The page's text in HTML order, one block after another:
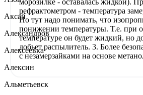
морозилке - оставалась жидкой).
рефрактометром - температура
Но тут надо понимать, что
понижении температуры. Т.е. при
температуре он будет жидкий, но
добьет распылитель. 3. Более
с незамерзайками на основе
Аксай
Александров
Алексеевка
Алексин
Альметьевск